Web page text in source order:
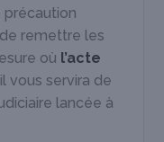
précaution
remettre les
où l’acte
vous servira de
lancée à